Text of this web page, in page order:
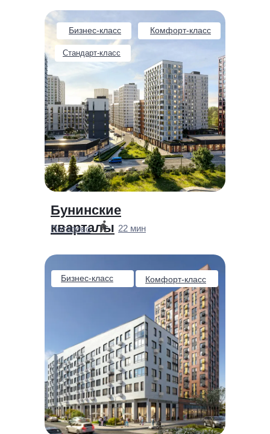
Бизнес-класс Комфорт-класс
Бизнес-класс Комфорт-класс
Стандарт-класс
Бунинские
кварталы
Потапово 22 мин